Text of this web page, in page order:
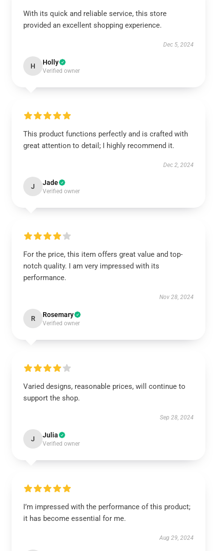
With its quick and reliable service, this store
provided an excellent shopping experience.
Dec 5, 2024
H Holly
Verified owner
This product functions perfectly and is crafted with
great attention to detail; I highly recommend it.
Dec 2, 2024
J Jade
Verified owner
For the price, this item offers great value and top-
notch quality. I am very impressed with its
performance.
Nov 28, 2024
R Rosemary
Verified owner
Varied designs, reasonable prices, will continue to
support the shop.
Sep 28, 2024
J Julia
Verified owner
I’m impressed with the performance of this product;
it has become essential for me.
Aug 29, 2024